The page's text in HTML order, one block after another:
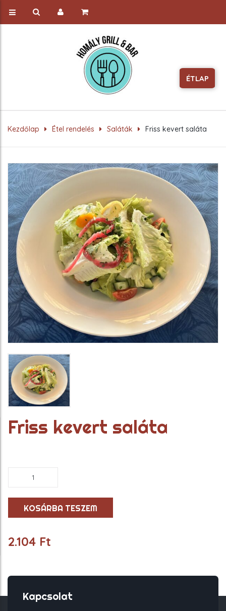
Kezdőlap Étel rendelés Saláták Friss kevert saláta
Friss kevert saláta
mennyiség
KOSÁRBA TESZEM
2.104 Ft
Kapcsolat
ÉTLAP